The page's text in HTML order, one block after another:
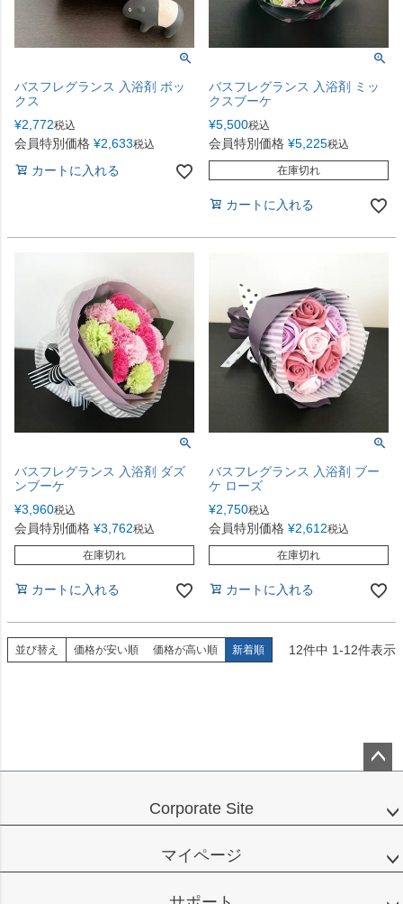
バスフレグランス 入浴剤 ボッ
クス
¥2,772税込
会員特別価格 ¥2,633税込
カートに入れる
バスフレグランス 入浴剤 ミッ
クスブーケ
¥5,500税込
会員特別価格 ¥5,225税込
在庫切れ
カートに入れる
バスフレグランス 入浴剤 ダズ
ンブーケ
¥3,960税込
会員特別価格 ¥3,762税込
在庫切れ
カートに入れる
バスフレグランス 入浴剤 ブー
ケ ローズ
¥2,750税込
会員特別価格 ¥2,612税込
在庫切れ
カートに入れる
並び替え 価格が安い順 価格が高い順 新着順 12件中 1-12件表示
Corporate Site
マイページ